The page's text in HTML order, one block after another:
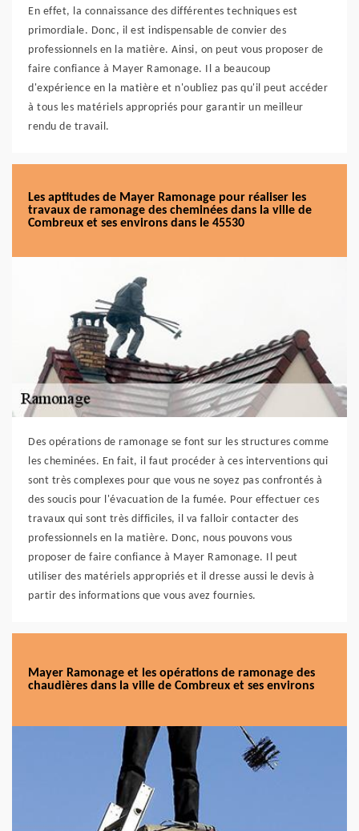
En effet, la connaissance des différentes techniques est
primordiale. Donc, il est indispensable de convier des
professionnels en la matière. Ainsi, on peut vous proposer de
faire confiance à Mayer Ramonage. Il a beaucoup
d'expérience en la matière et n'oubliez pas qu'il peut accéder
à tous les matériels appropriés pour garantir un meilleur
rendu de travail.
Les aptitudes de Mayer Ramonage pour réaliser les
travaux de ramonage des cheminées dans la ville de
Combreux et ses environs dans le 45530
Des opérations de ramonage se font sur les structures comme
les cheminées. En fait, il faut procéder à ces interventions qui
sont très complexes pour que vous ne soyez pas confrontés à
des soucis pour l'évacuation de la fumée. Pour effectuer ces
travaux qui sont très difficiles, il va falloir contacter des
professionnels en la matière. Donc, nous pouvons vous
proposer de faire confiance à Mayer Ramonage. Il peut
utiliser des matériels appropriés et il dresse aussi le devis à
partir des informations que vous avez fournies.
Mayer Ramonage et les opérations de ramonage des
chaudières dans la ville de Combreux et ses environs